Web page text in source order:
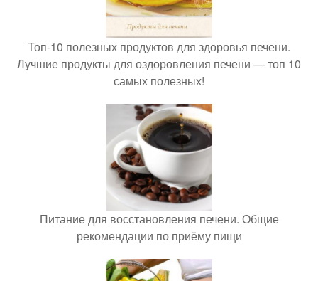
Топ-10 полезных продуктов для здоровья печени.
Лучшие продукты для оздоровления печени — топ 10
самых полезных!
Питание для восстановления печени. Общие
рекомендации по приёму пищи